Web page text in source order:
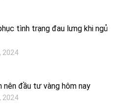
tình trạng đau lưng khi ngủ
2024
nên đầu tư vàng hôm nay
2024